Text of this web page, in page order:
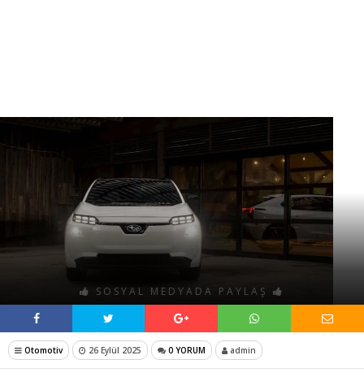
SOSYAL MEDYADA PAYLAŞ
Otomotiv 26 Eylül 2025 0 YORUM admin